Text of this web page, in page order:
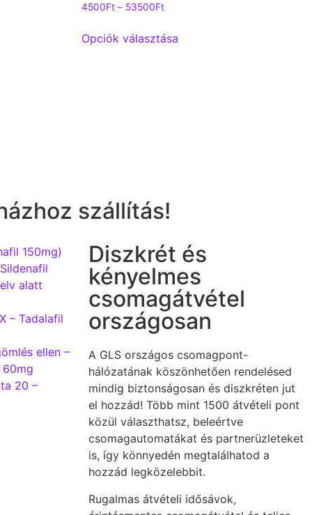
4500Ft – 53500Ft
Opciók választása
szállítás!
150mg)
alatt
– Tadalafil
ellen –
60mg
20 –
Diszkrét és
kényelmes
csomagátvétel
országosan
A GLS országos csomagpont-
hálózatának köszönhetően rendelésed
mindig biztonságosan és diszkréten jut
el hozzád! Több mint 1500 átvételi pont
közül választhatsz, beleértve
csomagautomatákat és partnerüzleteket
is, így könnyedén megtalálhatod a
hozzád legközelebbit.
Rugalmas átvételi idősávok,